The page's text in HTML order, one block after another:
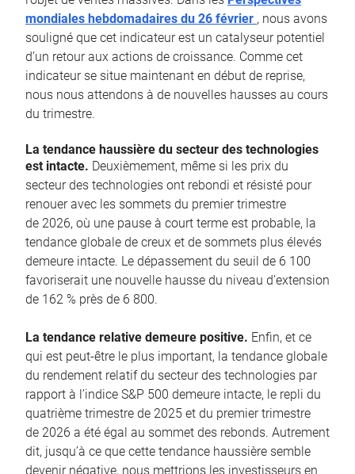
mondiales hebdomadaires du 26 février , nous avons
souligné que cet indicateur est un catalyseur potentiel
d’un retour aux actions de croissance. Comme cet
indicateur se situe maintenant en début de reprise,
nous nous attendons à de nouvelles hausses au cours
du trimestre.
La tendance haussière du secteur des technologies
est intacte. Deuxièmement, même si les prix du
secteur des technologies ont rebondi et résisté pour
renouer avec les sommets du premier trimestre
de 2026, où une pause à court terme est probable, la
tendance globale de creux et de sommets plus élevés
demeure intacte. Le dépassement du seuil de 6 100
favoriserait une nouvelle hausse du niveau d’extension
de 162 % près de 6 800.
La tendance relative demeure positive. Enfin, et ce
qui est peut-être le plus important, la tendance globale
du rendement relatif du secteur des technologies par
rapport à l’indice S&P 500 demeure intacte, le repli du
quatrième trimestre de 2025 et du premier trimestre
de 2026 a été égal au sommet des rebonds. Autrement
dit, jusqu’à ce que cette tendance haussière semble
devenir négative, nous mettrions les investisseurs en